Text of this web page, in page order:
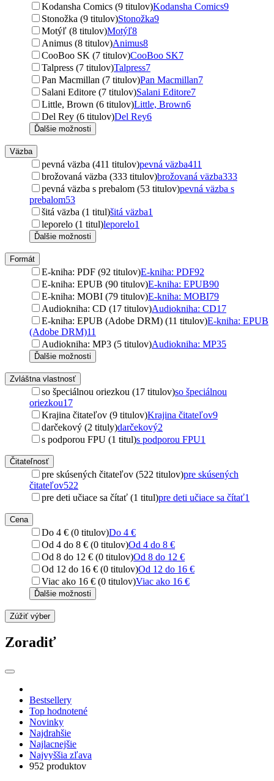
Kodansha Comics (9 titulov)Kodansha Comics9
Stonožka (9 titulov)Stonožka9
Motýľ (8 titulov)Motýľ8
Animus (8 titulov)Animus8
CooBoo SK (7 titulov)CooBoo SK7
Talpress (7 titulov)Talpress7
Pan Macmillan (7 titulov)Pan Macmillan7
Salani Editore (7 titulov)Salani Editore7
Little, Brown (6 titulov)Little, Brown6
Del Rey (6 titulov)Del Rey6
Ďalšie možnosti
Väzba
pevná väzba (411 titulov)pevná väzba411
brožovaná väzba (333 titulov)brožovaná väzba333
pevná väzba s prebalom (53 titulov)pevná väzba s
prebalom53
šitá väzba (1 titul)šitá väzba1
leporelo (1 titul)leporelo1
Ďalšie možnosti
Formát
E-kniha: PDF (92 titulov)E-kniha: PDF92
E-kniha: EPUB (90 titulov)E-kniha: EPUB90
E-kniha: MOBI (79 titulov)E-kniha: MOBI79
Audiokniha: CD (17 titulov)Audiokniha: CD17
E-kniha: EPUB (Adobe DRM) (11 titulov)E-kniha: EPUB
(Adobe DRM)11
Audiokniha: MP3 (5 titulov)Audiokniha: MP35
Ďalšie možnosti
Zvláštna vlastnosť
so špeciálnou oriezkou (17 titulov)so špeciálnou
oriezkou17
Krajina čitateľov (9 titulov)Krajina čitateľov9
darčekový (2 tituly)darčekový2
s podporou FPU (1 titul)s podporou FPU1
Čitateľnosť
pre skúsených čitateľov (522 titulov)pre skúsených
čitateľov522
pre deti učiace sa čítať (1 titul)pre deti učiace sa čítať1
Cena
Do 4 € (0 titulov)Do 4 €
Od 4 do 8 € (0 titulov)Od 4 do 8 €
Od 8 do 12 € (0 titulov)Od 8 do 12 €
Od 12 do 16 € (0 titulov)Od 12 do 16 €
Viac ako 16 € (0 titulov)Viac ako 16 €
Ďalšie možnosti
Zúžiť výber
Zoradiť
Bestsellery
Top hodnotené
Novinky
Najdrahšie
Najlacnejšie
Najvyššia zľava
952 produktov